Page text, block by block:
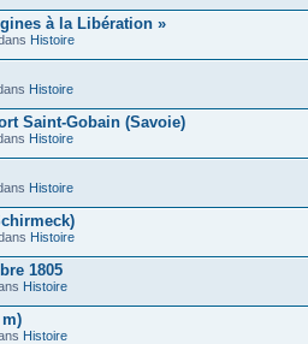
à la Libération »
Histoire
Histoire
Saint-Gobain (Savoie)
Histoire
Histoire
Histoire
1805
Histoire
Histoire